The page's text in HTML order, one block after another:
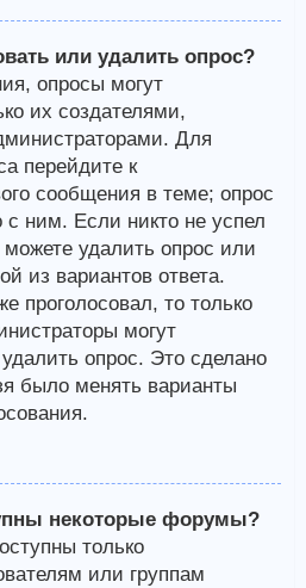
или удалить опрос?
опросы могут
их создателями,
Для
перейдите к
сообщения в теме; опрос
с ним. Если никто не успел
удалить опрос или
из вариантов ответа.
проголосовал, то только
могут
опрос. Это сделано
было менять варианты
некоторые форумы?
только
или группам